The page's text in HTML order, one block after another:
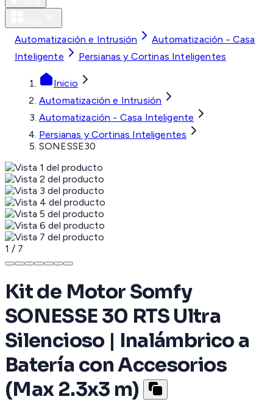
Automatización e Intrusión
Automatización - Casa
Inteligente
Persianas y Cortinas Inteligentes
Inicio
Automatización e Intrusión
Automatización - Casa Inteligente
Persianas y Cortinas Inteligentes
SONESSE30
1 / 7
Kit de Motor Somfy
SONESSE 30 RTS Ultra
Silencioso | Inalámbrico a
Batería con Accesorios
(Max 2.3x3 m)